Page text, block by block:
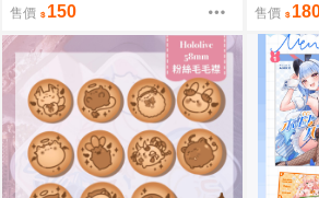
售價 150 售價